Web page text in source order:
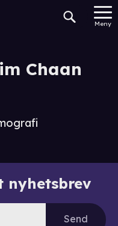
Meny
Chaan
nyhetsbrev
Send